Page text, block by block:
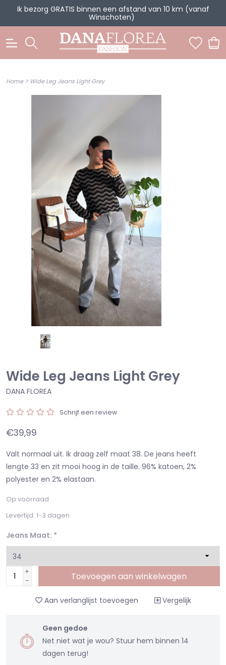
Ik bezorg GRATIS binnen een afstand van 10 km (vanaf
Winschoten)
Home> Wide Leg Jeans Light Grey
Wide Leg Jeans Light Grey
DANA FLOREA
Schrijf een review
€39,99
Valt normaal uit. Ik draag zelf maat 38. De jeans heeft
lengte 33 en zit mooi hoog in de taille. 96% katoen, 2%
polyester en 2% elastaan.
Op voorraad
Levertijd: 1-3 dagen
Jeans Maat: *
+
-
Toevoegen aan winkelwagen
Aan verlanglijst toevoegen Vergelijk
Geen gedoe
Net niet wat je wou? Stuur hem binnen 14
dagen terug!